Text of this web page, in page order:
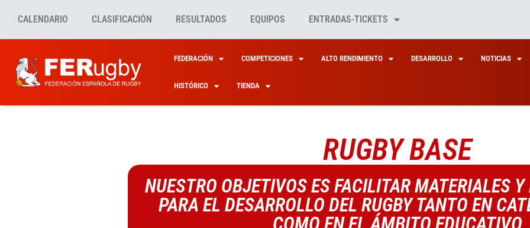
CALENDARIO CLASIFICACIÓN RESULTADOS EQUIPOS ENTRADAS-TICKETS
FEDERACIÓN COMPETICIONES ALTO RENDIMIENTO DESARROLLO NOTICIAS
HISTÓRICO TIENDA
RUGBY BASE
NUESTRO OBJETIVOS ES FACILITAR MATERIALES
PARA EL DESARROLLO DEL RUGBY TANTO EN